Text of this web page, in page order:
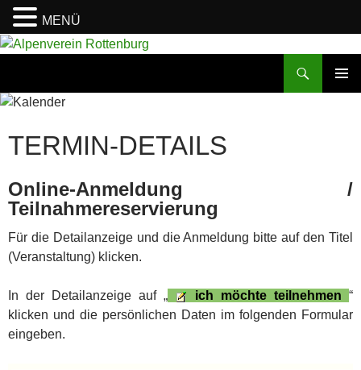
Zum
TERMIN-DETAILS
Online-Anmeldung /
Teilnahmereservierung
Für die Detailanzeige und die Anmeldung bitte auf den Titel
(Veranstaltung) klicken.
In der Detailanzeige auf „ ich möchte teilnehmen “
klicken und die persönlichen Daten im folgenden Formular
eingeben.
MENÜ